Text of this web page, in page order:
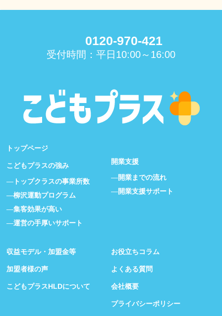
0120-970-421
受付時間：平日10:00～16:00
トップページ
こどもプラスの強み
トップクラスの事業所数
柳沢運動プログラム
集客効果が高い
運営の手厚いサポート
開業支援
開業までの流れ
開業支援サポート
収益モデル・加盟金等
加盟者様の声
こどもプラスHLDについて
お役立ちコラム
よくある質問
会社概要
プライバシーポリシー